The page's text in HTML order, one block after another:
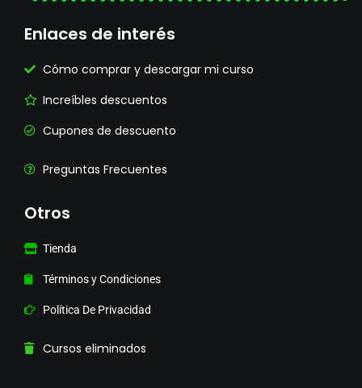
Enlaces de interés
Cómo comprar y descargar mi curso
Increíbles descuentos
Cupones de descuento
Preguntas Frecuentes
Otros
Tienda
Términos y Condiciones
Política De Privacidad
Cursos eliminados